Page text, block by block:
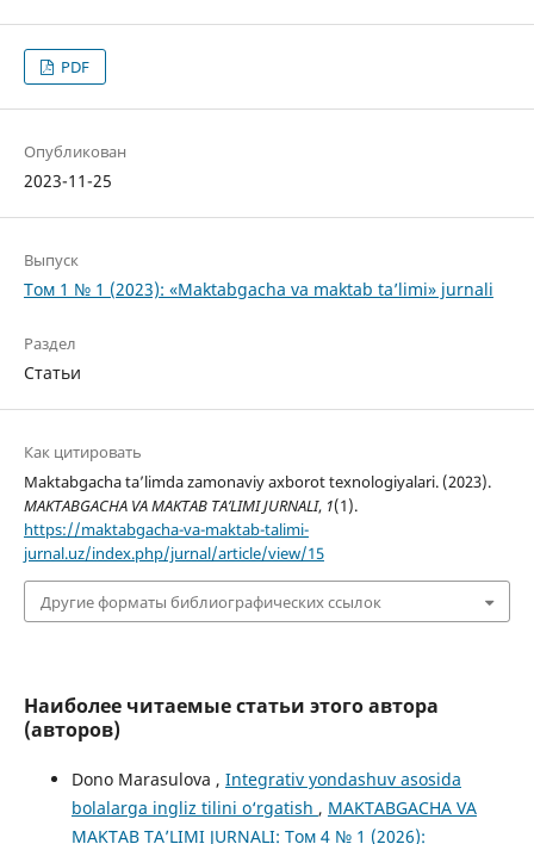
PDF
Опубликован
2023-11-25
Выпуск
Том 1 № 1 (2023): «Maktabgacha va maktab ta’limi» jurnali
Раздел
Статьи
Как цитировать
Maktabgacha ta’limda zamonaviy axborot texnologiyalari. (2023).
MAKTABGACHA VA MAKTAB TA’LIMI JURNALI, 1(1).
https://maktabgacha-va-maktab-talimi-
jurnal.uz/index.php/jurnal/article/view/15
Другие форматы библиографических ссылок
Наиболее читаемые статьи этого автора
(авторов)
Dono Marasulova , Integrativ yondashuv asosida
bolalarga ingliz tilini o‘rgatish , MAKTABGACHA VA
MAKTAB TA’LIMI JURNALI: Том 4 № 1 (2026):